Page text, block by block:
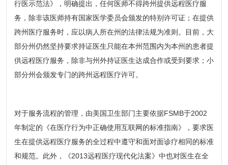
行医示范法》，明确提出，任何医师不得跨州提供远程医疗服
务，除非该医师持有国家医学委员会颁发的特别许可证；在提供
跨州医疗服务时，应以病人所在州的法律法规为准则。目前，大
部分州仍然坚持要求持证医生只能在本州范围内为本州的患者提
供远程医疗服务，除非与州外持证医生达成合作或受到要求；小
部分州会颁发专门的跨州远程医疗许可。
对于服务流程的管理，由美国卫生部门主要依据FSMB于2002
年制定的《在医疗行为中正确使用互联网的标准指南》，要求医
生在提供远程医疗服务的全过程中遵守和面对面诊疗相同的标准
和规范。此外，《2013远程医疗现代化法案》中也对医生在全